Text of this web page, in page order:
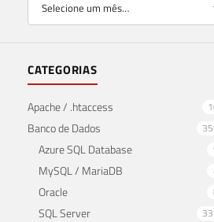
CATEGORIAS
Apache / .htaccess
Banco de Dados
Azure SQL Database
MySQL / MariaDB
Oracle
SQL Server